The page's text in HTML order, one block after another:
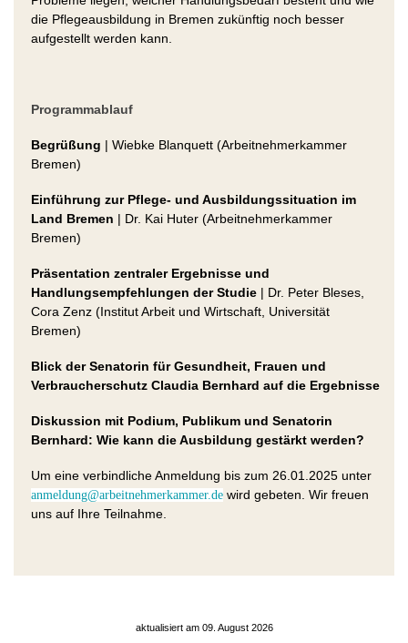
die Pflegeausbildung in Bremen zukünftig noch besser
aufgestellt werden kann.
Programmablauf
Begrüßung | Wiebke Blanquett (Arbeitnehmerkammer
Bremen)
Einführung zur Pflege- und Ausbildungssituation im
Land Bremen | Dr. Kai Huter (Arbeitnehmerkammer
Bremen)
Präsentation zentraler Ergebnisse und
Handlungsempfehlungen der Studie | Dr. Peter Bleses,
Cora Zenz (Institut Arbeit und Wirtschaft, Universität
Bremen)
Blick der Senatorin für Gesundheit, Frauen und
Verbraucherschutz Claudia Bernhard auf die Ergebnisse
Diskussion mit Podium, Publikum und Senatorin
Bernhard: Wie kann die Ausbildung gestärkt werden?
Um eine verbindliche Anmeldung bis zum 26.01.2025 unter
anmeldung@arbeitnehmerkammer.de wird gebeten. Wir freuen
uns auf Ihre Teilnahme.
aktualisiert am 09. August 2026